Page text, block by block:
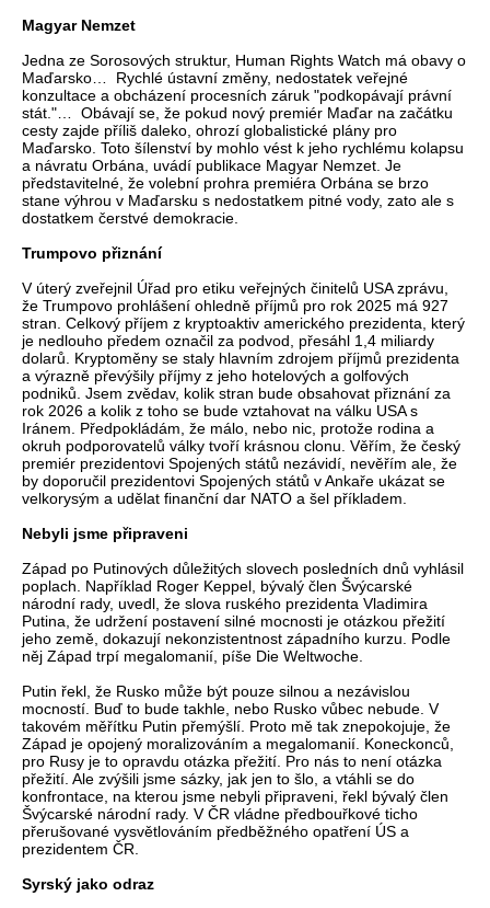
Magyar Nemzet
Jedna ze Sorosových struktur, Human Rights Watch má obavy o
Maďarsko… Rychlé ústavní změny, nedostatek veřejné
konzultace a obcházení procesních záruk "podkopávají právní
stát."… Obávají se, že pokud nový premiér Maďar na začátku
cesty zajde příliš daleko, ohrozí globalistické plány pro
Maďarsko. Toto šílenství by mohlo vést k jeho rychlému kolapsu
a návratu Orbána, uvádí publikace Magyar Nemzet. Je
představitelné, že volební prohra premiéra Orbána se brzo
stane výhrou v Maďarsku s nedostatkem pitné vody, zato ale s
dostatkem čerstvé demokracie.
Trumpovo přiznání
V úterý zveřejnil Úřad pro etiku veřejných činitelů USA zprávu,
že Trumpovo prohlášení ohledně příjmů pro rok 2025 má 927
stran. Celkový příjem z kryptoaktiv amerického prezidenta, který
je nedlouho předem označil za podvod, přesáhl 1,4 miliardy
dolarů. Kryptoměny se staly hlavním zdrojem příjmů prezidenta
a výrazně převýšily příjmy z jeho hotelových a golfových
podniků. Jsem zvědav, kolik stran bude obsahovat přiznání za
rok 2026 a kolik z toho se bude vztahovat na válku USA s
Iránem. Předpokládám, že málo, nebo nic, protože rodina a
okruh podporovatelů války tvoří krásnou clonu. Věřím, že český
premiér prezidentovi Spojených států nezávidí, nevěřím ale, že
by doporučil prezidentovi Spojených států v Ankaře ukázat se
velkorysým a udělat finanční dar NATO a šel příkladem.
Nebyli jsme připraveni
Západ po Putinových důležitých slovech posledních dnů vyhlásil
poplach. Například Roger Keppel, bývalý člen Švýcarské
národní rady, uvedl, že slova ruského prezidenta Vladimira
Putina, že udržení postavení silné mocnosti je otázkou přežití
jeho země, dokazují nekonzistentnost západního kurzu. Podle
něj Západ trpí megalomanií, píše Die Weltwoche.
Putin řekl, že Rusko může být pouze silnou a nezávislou
mocností. Buď to bude takhle, nebo Rusko vůbec nebude. V
takovém měřítku Putin přemýšlí. Proto mě tak znepokojuje, že
Západ je opojený moralizováním a megalomanií. Koneckonců,
pro Rusy je to opravdu otázka přežití. Pro nás to není otázka
přežití. Ale zvýšili jsme sázky, jak jen to šlo, a vtáhli se do
konfrontace, na kterou jsme nebyli připraveni, řekl bývalý člen
Švýcarské národní rady. V ČR vládne předbouřkové ticho
přerušované vysvětlováním předběžného opatření ÚS a
prezidentem ČR.
Syrský jako odraz